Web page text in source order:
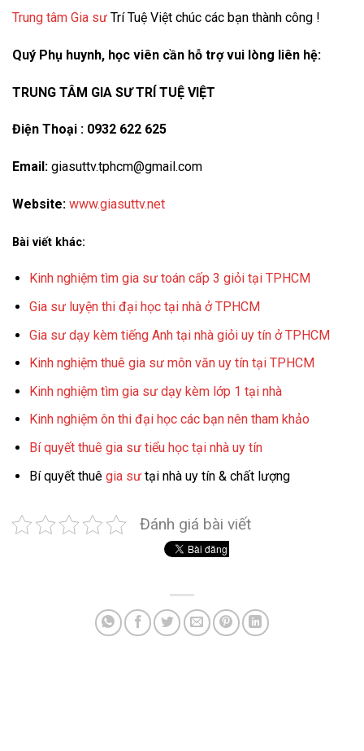
Trung tâm Gia sư Trí Tuệ Việt chúc các bạn thành công !
Quý Phụ huynh, học viên cần hỗ trợ vui lòng liên hệ:
TRUNG TÂM GIA SƯ TRÍ TUỆ VIỆT
Điện Thoại : 0932 622 625
Email: giasuttv.tphcm@gmail.com
Website: www.giasuttv.net
Bài viết khác:
Kinh nghiệm tìm gia sư toán cấp 3 giỏi tại TPHCM
Gia sư luyện thi đại học tại nhà ở TPHCM
Gia sư dạy kèm tiếng Anh tại nhà giỏi uy tín ở TPHCM
Kinh nghiệm thuê gia sư môn văn uy tín tại TPHCM
Kinh nghiệm tìm gia sư dạy kèm lớp 1 tại nhà
Kinh nghiệm ôn thi đại học các bạn nên tham khảo
Bí quyết thuê gia sư tiểu học tại nhà uy tín
Bí quyết thuê gia sưtại nhà uy tín & chất lượng
Đánh giá bài viết